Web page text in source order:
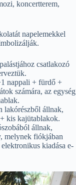
koncertterem,
napelemekkel
csatlakozó
nappali + fürdő +
számára, az egység
lakórészből állnak,
kis kajütablakok.
állnak,
melynek fiókjában
kiadása e-